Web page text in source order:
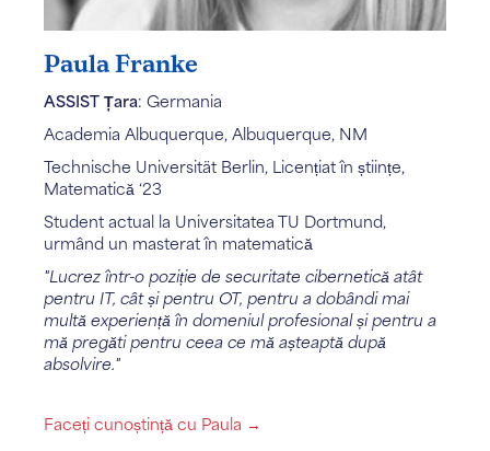
Paula Franke
ASSIST Țara: Germania
Academia Albuquerque, Albuquerque, NM
Technische Universität Berlin, Licențiat în științe,
Matematică ‘23
Student actual la Universitatea TU Dortmund,
urmând un masterat în matematică
"Lucrez într-o poziție de securitate cibernetică atât
pentru IT, cât și pentru OT, pentru a dobândi mai
multă experiență în domeniul profesional și pentru a
mă pregăti pentru ceea ce mă așteaptă după
absolvire."
Faceți cunoștință cu Paula →